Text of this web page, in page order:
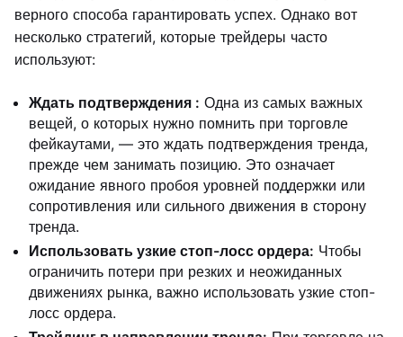
верного способа гарантировать успех. Однако вот
несколько стратегий, которые трейдеры часто
используют:
Ждать подтверждения : Одна из самых важных
вещей, о которых нужно помнить при торговле
фейкаутами, — это ждать подтверждения тренда,
прежде чем занимать позицию. Это означает
ожидание явного пробоя уровней поддержки или
сопротивления или сильного движения в сторону
тренда.
Использовать узкие стоп-лосс ордера: Чтобы
ограничить потери при резких и неожиданных
движениях рынка, важно использовать узкие стоп-
лосс ордера.